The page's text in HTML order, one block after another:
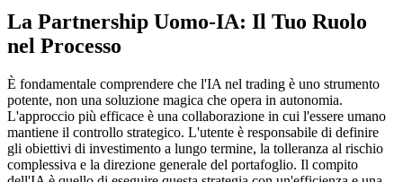
La Partnership Uomo-IA: Il Tuo Ruolo
nel Processo
È fondamentale comprendere che l'IA nel trading è uno strumento
potente, non una soluzione magica che opera in autonomia.
L'approccio più efficace è una collaborazione in cui l'essere umano
mantiene il controllo strategico. L'utente è responsabile di definire
gli obiettivi di investimento a lungo termine, la tolleranza al rischio
complessiva e la direzione generale del portafoglio. Il compito